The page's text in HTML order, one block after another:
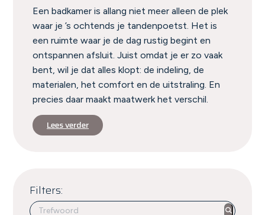
Een badkamer is allang niet meer alleen de plek
waar je ’s ochtends je tandenpoetst. Het is
een ruimte waar je de dag rustig begint en
ontspannen afsluit. Juist omdat je er zo vaak
bent, wil je dat alles klopt: de indeling, de
materialen, het comfort en de uitstraling. En
precies daar maakt maatwerk het verschil.
Lees verder
Filters: